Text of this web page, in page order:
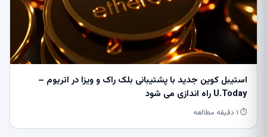
استیبل کوین جدید با پشتیبانی بلک راک و ویزا در اتریوم –
U.Today راه اندازی می شود
⏱ ۱ دقیقه مطالعه